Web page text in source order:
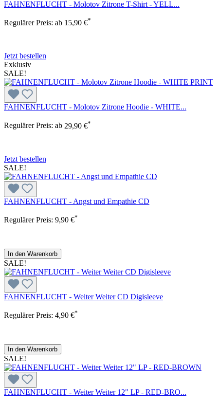
FAHNENFLUCHT - Molotov Zitrone T-Shirt - YELL...
Regulärer Preis: ab 15,90 €*
Jetzt bestellen
Exklusiv
SALE!
FAHNENFLUCHT - Molotov Zitrone Hoodie - WHITE...
Regulärer Preis: ab 29,90 €*
Jetzt bestellen
SALE!
FAHNENFLUCHT - Angst und Empathie CD
Regulärer Preis: 9,90 €*
In den Warenkorb
SALE!
FAHNENFLUCHT - Weiter Weiter CD Digisleeve
Regulärer Preis: 4,90 €*
In den Warenkorb
SALE!
FAHNENFLUCHT - Weiter Weiter 12" LP - RED-BRO...